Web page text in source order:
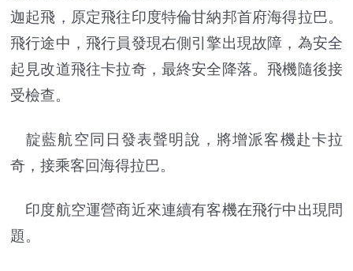
迦起飛，原定飛往印度特倫甘納邦首府海得拉巴。
飛行途中，飛行員發現右側引擎出現故障，為安全
起見改道飛往卡拉奇，最終安全降落。飛機隨後接
受檢查。
靛藍航空同日發表聲明說，將增派客機赴卡拉
奇，接乘客回海得拉巴。
印度航空運營商近來連續有客機在飛行中出現問
題。